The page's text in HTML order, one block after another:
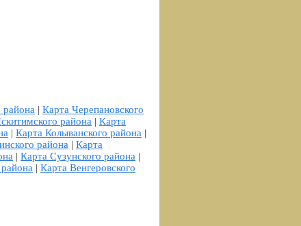
района | Карта Черепановского
района | Карта
| Карта Колыванского района |
района | Карта
| Карта Сузунского района |
| Карта Венгеровского